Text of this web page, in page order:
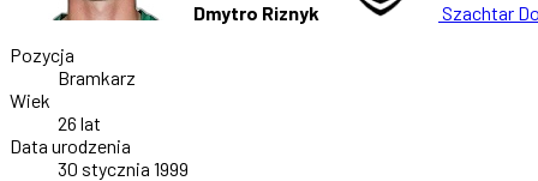
Dmytro Riznyk
Szachtar
Pozycja
Bramkarz
Wiek
26 lat
Data urodzenia
30 stycznia 1999